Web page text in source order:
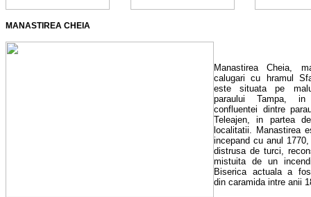
MANASTIREA CHEIA
Manastirea Cheia,
calugari cu hramul
este situata pe
paraului Tampa, in
confluentei dintre
Teleajen, in partea
localitatii. Manastirea
incepand cu anul
distrusa de turci,
mistuita de un
Biserica actuala a
din caramida intre anii